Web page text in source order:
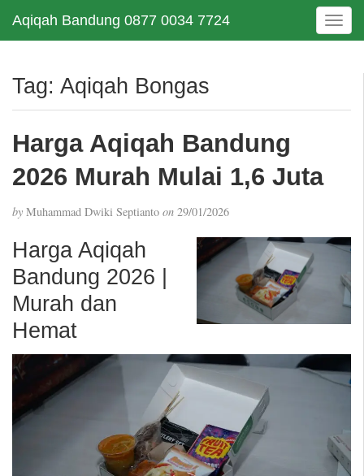
Aqiqah Bandung 0877 0034 7724
T
o
e
t
Tag: Aqiqah Bongas
Harga Aqiqah Bandung
2026 Murah Mulai 1,6 Juta
by Muhammad Dwiki Septianto on 29/01/2026
Harga Aqiqah
Bandung 2026 |
Murah dan
Hemat